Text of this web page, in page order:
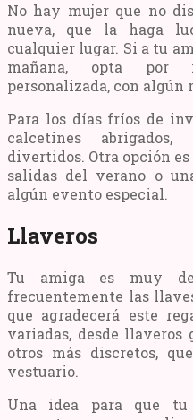
No hay mujer que no
nueva, que la haga
cualquier lugar. Si a tu
mañana, opta por
personalizada, con algún
Para los días fríos de
calcetines abrigados,
divertidos. Otra opción
salidas del verano o
algún evento especial.
Llaveros
Tu amiga es muy
frecuentemente las
que agradecerá este
variadas, desde
otros más discretos,
vestuario.
Una idea para que